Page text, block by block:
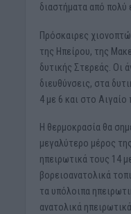
διαστήματα από πολύ
Πρόσκαιρες
της Ηπείρου, της
δυτικής Στερεάς. Οι
διευθύνσεις, στα
4 με 6 και στο
Η θερμοκρασία θα
μεγαλύτερο μέρος
ηπειρωτικά τους 14
βορειοανατολικά
τα υπόλοιπα
ανατολικά